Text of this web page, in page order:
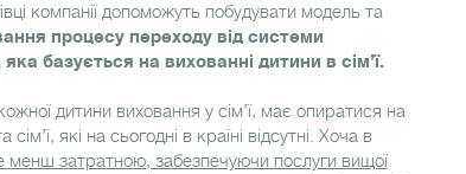
компанії допоможуть побудувати модель та
процесу переходу від системи
базується на вихованні дитини в сім’ї.
дитини виховання у сім’ї, має опиратися на
сім’ї, які на сьогодні в країні відсутні. Хоча в
менш затратною, забезпечуючи послуги вищої